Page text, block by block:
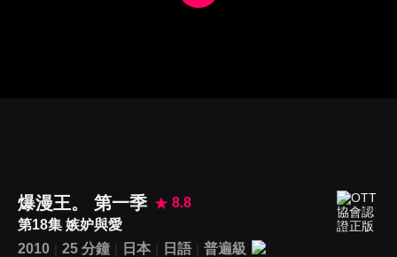
爆漫王。 第一季
8.8
第18集 嫉妒與愛
2010
25 分鐘 日本 日語
普遍級